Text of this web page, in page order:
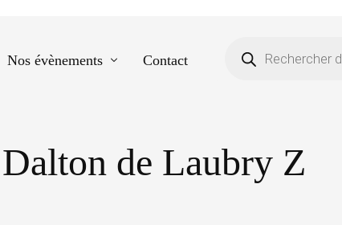
Nos évènements
Equestre
Contact
Dalton de Laubry Z